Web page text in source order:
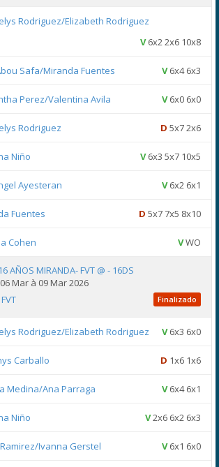
Rodriguez/Elizabeth Rodriguez
V6x2 2x6 10x8
Safa/Miranda Fuentes V6x4 6x3
Perez/Valentina Avila V6x0 6x0
Rodriguez D 5x7 2x6
Niño V6x3 5x7 10x5
Ayesteran V6x2 6x1
Fuentes D 5x7 7x5 8x10
Cohen VWO
AÑOS MIRANDA- FVT @ - 16DS
Mar à 09 Mar 2026
FVT Finalizado
Rodriguez/Elizabeth Rodriguez V6x3 6x0
Carballo D 1x6 1x6
Medina/Ana Parraga V6x4 6x1
Niño V2x6 6x2 6x3
Ivanna Gerstel V6x1 6x0